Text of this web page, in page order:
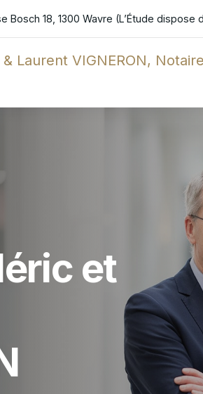
Bosch 18, 1300 Wavre (L’Étude dispose
et